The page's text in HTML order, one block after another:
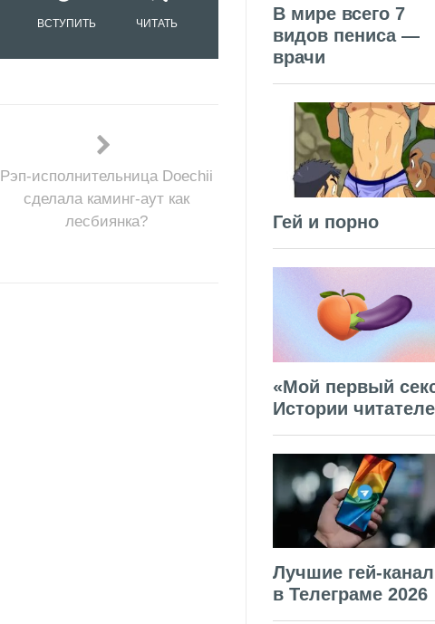
ВСТУПИТЬ ЧИТАТЬ
Рэп-исполнительница Doechii
сделала каминг-аут как
лесбиянка?
В мире всего 7
видов пениса —
врачи
Гей и порно
«Мой первый
Истории
Лучшие гей-
в Телеграме 2026